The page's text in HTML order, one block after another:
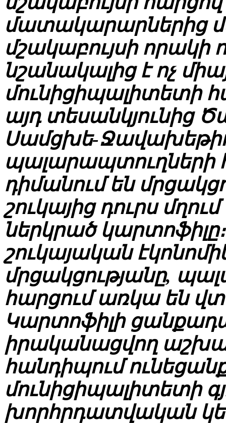
մատակարարներից
մշակաբույսի որակի
նշանակալից է ոչ
մունիցիպալիտետի
այդ տեսանկյունից
Սամցխե-
պալարապտուղների
դիմանում են
շուկայից դուրս
ներկրած
շուկայական
մրցակցությանը,
հարցում առկա են
Կարտոֆիլի
իրականացվող
հանդիպում
մունիցիպալիտետի
խորհրդատվական